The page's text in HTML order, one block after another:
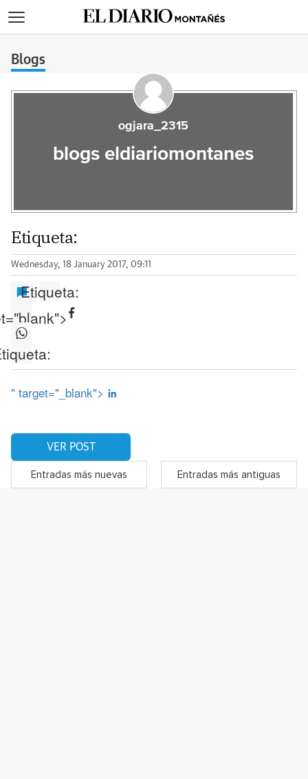
Blogs
ogjara_2315
blogs eldiariomontanes
Etiqueta:
Wednesday, 18 January 2017, 09:11
Etiqueta:
" target="_blank">
VER POST
Entradas más nuevas Entradas más antiguas